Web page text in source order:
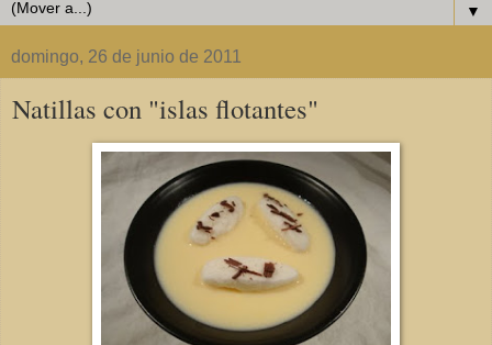
▼
domingo, 26 de junio de 2011
Natillas con "islas flotantes"